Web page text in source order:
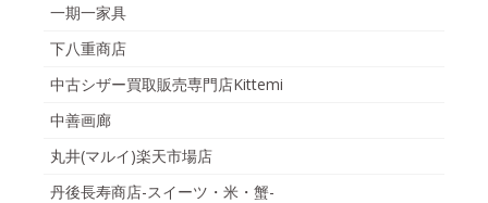
一期一家具
下八重商店
中古シザー買取販売専門店Kittemi
中善画廊
丸井(マルイ)楽天市場店
丹後長寿商店-スイーツ・米・蟹-